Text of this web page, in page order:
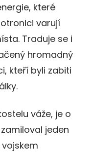
které
varují
Traduje se i
hromadný
kteří byli zabiti
váže, je o
jeden